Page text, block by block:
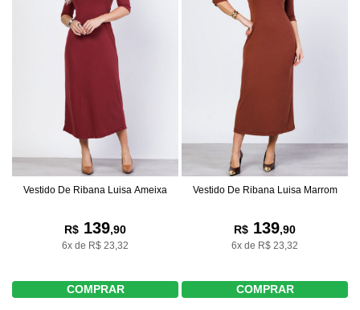
Vestido De Ribana Luisa Ameixa
R$ 139,90
6x de R$ 23,32
COMPRAR
Vestido De Ribana Luisa Marrom
R$ 139,90
6x de R$ 23,32
COMPRAR